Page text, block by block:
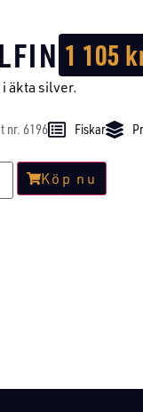
1 105
äkta silver.
nr. 6196 Fiskar
Köp nu